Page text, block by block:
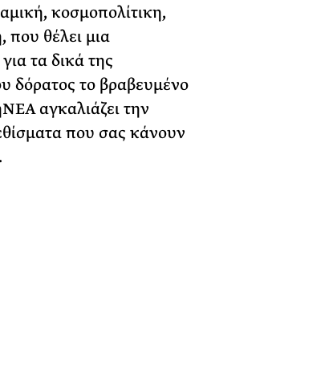
κοσμοπολίτικη,
που θέλει μια
τα δικά της
δόρατος το βραβευμένο
αγκαλιάζει την
που σας κάνουν